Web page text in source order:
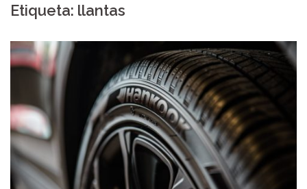
Etiqueta: llantas